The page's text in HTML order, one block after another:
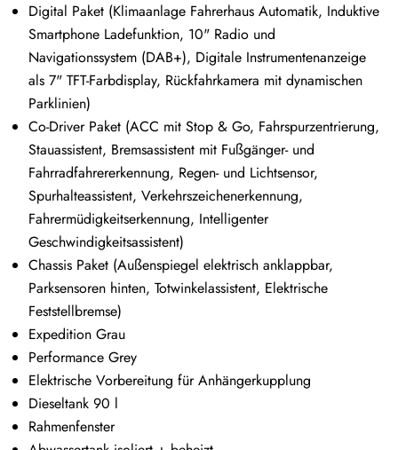
Digital Paket (Klimaanlage Fahrerhaus Automatik, Induktive
Smartphone Ladefunktion, 10" Radio und
Navigationssystem (DAB+), Digitale Instrumentenanzeige
als 7" TFT-Farbdisplay, Rückfahrkamera mit dynamischen
Parklinien)
Co-Driver Paket (ACC mit Stop & Go, Fahrspurzentrierung,
Stauassistent, Bremsassistent mit Fußgänger- und
Fahrradfahrererkennung, Regen- und Lichtsensor,
Spurhalteassistent, Verkehrszeichenerkennung,
Fahrermüdigkeitserkennung, Intelligenter
Geschwindigkeitsassistent)
Chassis Paket (Außenspiegel elektrisch anklappbar,
Parksensoren hinten, Totwinkelassistent, Elektrische
Feststellbremse)
Expedition Grau
Performance Grey
Elektrische Vorbereitung für Anhängerkupplung
Dieseltank 90 l
Rahmenfenster